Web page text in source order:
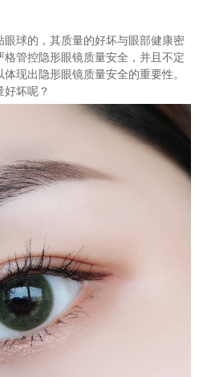
眼球的，其质量的好坏与眼部健康密
管控隐形眼镜质量安全，并且不定
现出隐形眼镜质量安全的重要性。
好坏呢？